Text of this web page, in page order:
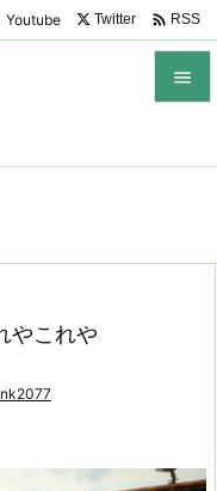

Youtube Twitter  RSS
やこれや